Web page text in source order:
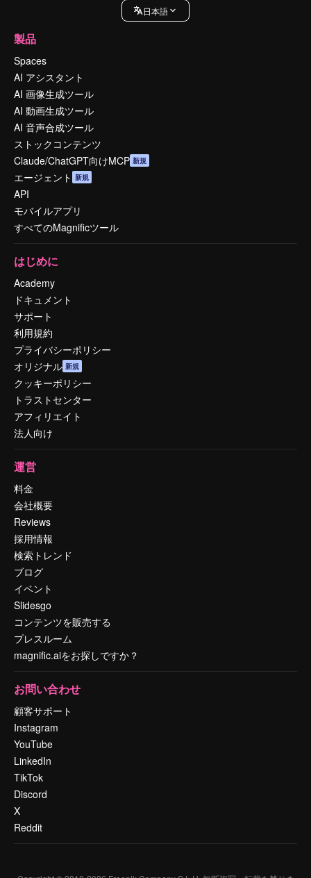
日本語
製品
Spaces
AI アシスタント
AI 画像生成ツール
AI 動画生成ツール
AI 音声合成ツール
ストックコンテンツ
Claude/ChatGPT向けMCP 新規
エージェント 新規
API
モバイルアプリ
すべてのMagnificツール
はじめに
Academy
ドキュメント
サポート
利用規約
プライバシーポリシー
オリジナル 新規
クッキーポリシー
トラストセンター
アフィリエイト
法人向け
運営
料金
会社概要
Reviews
採用情報
検索トレンド
ブログ
イベント
Slidesgo
コンテンツを販売する
プレスルーム
magnific.aiをお探しですか？
お問い合わせ
顧客サポート
Instagram
YouTube
LinkedIn
TikTok
Discord
X
Reddit